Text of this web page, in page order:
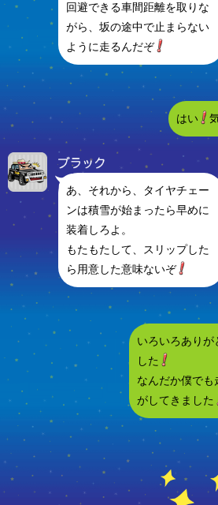
回避できる車間距離を取りな
がら、坂の途中で止まらない
ように走るんだぞ
はい
あ、それから、タイヤチェー
ンは積雪が始まったら早めに
装着しろよ。
もたもたして、スリップした
ら用意した意味ないぞ
いろいろありが
した
なんだか僕でも
がしてきました